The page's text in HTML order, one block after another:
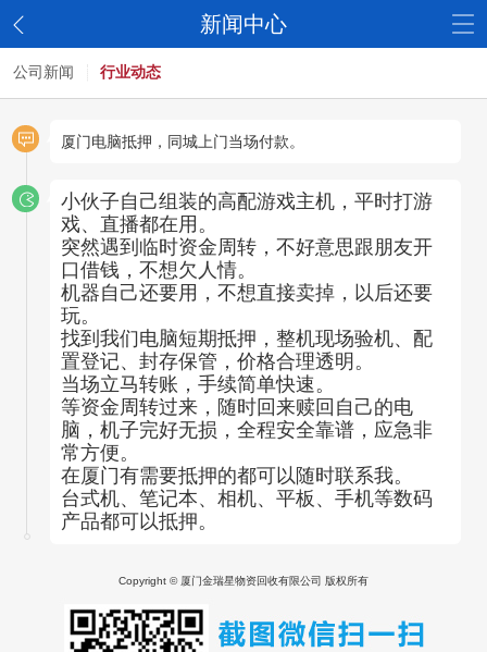
新闻中心
公司新闻 行业动态
厦门电脑抵押，同城上门当场付款。
小伙子自己组装的高配游戏主机，平时打游
戏、直播都在用。
突然遇到临时资金周转，不好意思跟朋友开
口借钱，不想欠人情。
机器自己还要用，不想直接卖掉，以后还要
玩。
找到我们电脑短期抵押，整机现场验机、配
置登记、封存保管，价格合理透明。
当场立马转账，手续简单快速。
等资金周转过来，随时回来赎回自己的电
脑，机子完好无损，全程安全靠谱，应急非
常方便。
在厦门有需要抵押的都可以随时联系我。
台式机、笔记本、相机、平板、手机等数码
产品都可以抵押。
Copyright © 厦门金瑞星物资回收有限公司 版权所有